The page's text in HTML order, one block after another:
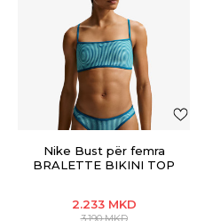
Nike Bust për femra
BRALETTE BIKINI TOP
2.233 MKD
3.190MKD